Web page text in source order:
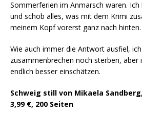
Sommerferien im Anmarsch waren. Ich
und schob alles, was mit dem Krimi
meinem Kopf vorerst ganz nach hinten.
Wie auch immer die Antwort ausfiel,
zusammenbrechen noch sterben,
endlich besser einschätzen.
Schweig still von Mikaela Sandberg,
3,99 €, 200 Seiten